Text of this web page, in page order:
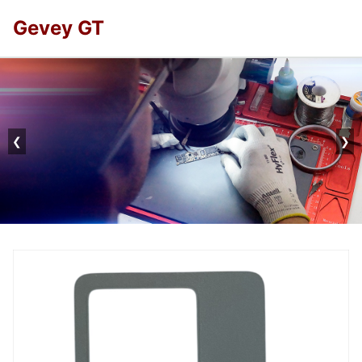
Gevey GT
❮ ❯